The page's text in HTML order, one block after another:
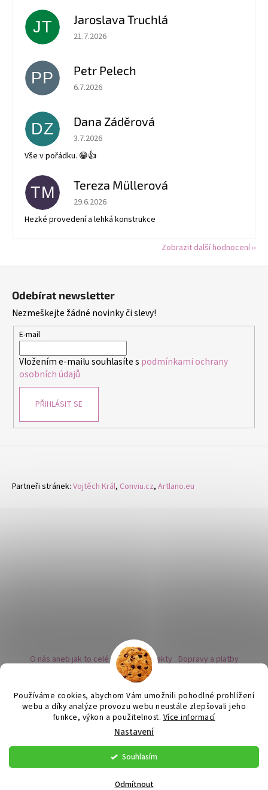
Používáme cookies, abychom Vám umožnili pohodlné prohlížení
webu a díky analýze provozu webu neustále zlepšovali jeho
funkce, výkon a použitelnost. Více informací
Nastavení
Odmítnout
Souhlasím
JT Jaroslava Truchlá
Hodnocení obchodu je 5 z 5 hvězdiček.
21.7.2026
PP Petr Pelech
Hodnocení obchodu je 5 z 5 hvězdiček.
6.7.2026
DZ Dana Záděrová
Hodnocení obchodu je 5 z 5 hvězdiček.
3.7.2026
Vše v pořádku. 😁👍
TM Tereza Müllerová
Hodnocení obchodu je 5 z 5 hvězdiček.
29.6.2026
Hezké provedení a lehká konstrukce
Zobrazit další hodnocení
Odebírat newsletter
Nezmeškejte žádné novinky či slevy!
E-mail
Vložením e-mailu souhlasíte s podmínkami ochrany
osobních údajů
PŘIHLÁSIT SE
Partneři stránek: Vojtěch Král, Conviu.cz, Artlano.eu
O nás aneb jak to celé začalo Kontakty Dopravy a platby
Kovy a puncovní značky Naše nabídka náušnic
Instagram - sledujte nás
Obchodní podmínky Ochrana osobních údajů
Zpětný odběr vysloužilých bateriích
Vytvořil Shoptet
Flor de Cristal